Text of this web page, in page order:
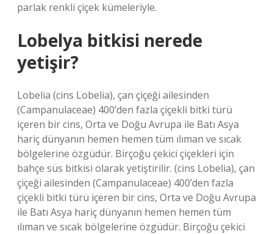
parlak renkli çiçek kümeleriyle.
Lobelya bitkisi nerede
yetişir?
Lobelia (cins Lobelia), çan çiçeği ailesinden
(Campanulaceae) 400’den fazla çiçekli bitki türü
içeren bir cins, Orta ve Doğu Avrupa ile Batı Asya
hariç dünyanın hemen hemen tüm ılıman ve sıcak
bölgelerine özgüdür. Birçoğu çekici çiçekleri için
bahçe süs bitkisi olarak yetiştirilir. (cins Lobelia), çan
çiçeği ailesinden (Campanulaceae) 400’den fazla
çiçekli bitki türü içeren bir cins, Orta ve Doğu Avrupa
ile Batı Asya hariç dünyanın hemen hemen tüm
ılıman ve sıcak bölgelerine özgüdür. Birçoğu çekici